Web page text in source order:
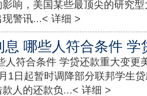
响，美国某些最顶尖的研究
警讯...< 详细 >
息 哪些人符合条件 学
人符合条件 学贷还款重大变更
1日起暂时调降部分联邦学生
人的还款负...< 详细 >